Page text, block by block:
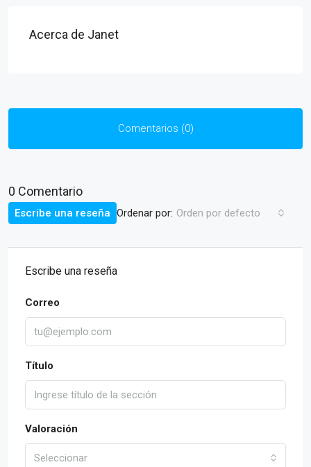
Acerca de Janet
Comentarios (0)
0 Comentario
Ordenar por: Orden por defecto
Escribe una reseña
Escribe una reseña
Correo
Título
Valoración
Seleccionar